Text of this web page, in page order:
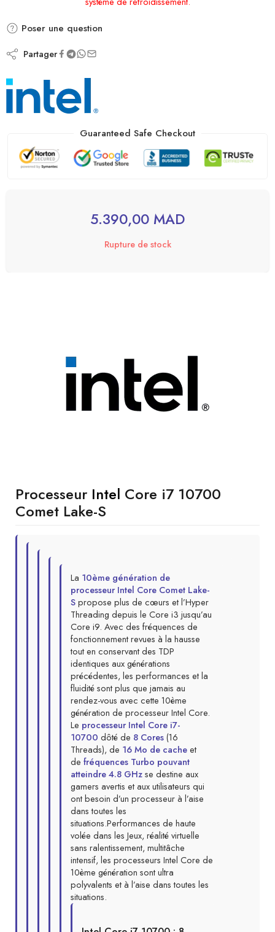
Poser une question
Partager
Guaranteed Safe Checkout
5.390,00 MAD
Rupture de stock
Processeur Intel Core i7 10700
Comet Lake-S
La 10ème génération de
processeur Intel Core Comet Lake-
Spropose plus de cœurs et l’Hyper
Threading depuis le Core i3 jusqu’au
Core i9. Avec des fréquences de
fonctionnement revues à la hausse
tout en conservant des TDP
identiques aux générations
précédentes, les performances et la
fluidité sont plus que jamais au
rendez-vous avec cette 10ème
génération de processeur Intel Core.
Le processeur Intel Core i7-
10700 dôté de 8 Cores(16
Threads), de 16 Mo de cacheet
de fréquences Turbo pouvant
atteindre 4.8 GHzse destine aux
gamers avertis et aux utilisateurs qui
ont besoin d’un processeur à l’aise
dans toutes les
situations.Performances de haute
volée dans les Jeux, réalité virtuelle
sans ralentissement, multitâche
intensif, les processeurs Intel Core de
10ème génération sont ultra
polyvalents et à l’aise dans toutes les
situations.